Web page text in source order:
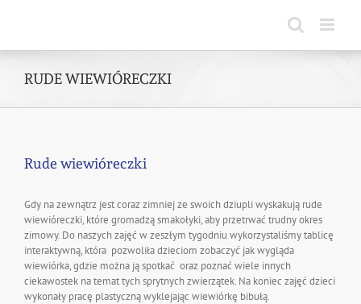
RUDE WIEWIÓRECZKI
Rude wiewióreczki
Gdy na zewnątrz jest coraz zimniej ze swoich dziupli wyskakują rude
wiewióreczki, które gromadzą smakołyki, aby przetrwać trudny okres
zimowy. Do naszych zajęć w zeszłym tygodniu wykorzystaliśmy tablicę
interaktywną, która pozwoliła dzieciom zobaczyć jak wygląda
wiewiórka, gdzie można ją spotkać oraz poznać wiele innych
ciekawostek na temat tych sprytnych zwierzątek. Na koniec zajęć dzieci
wykonały pracę plastyczną wyklejając wiewiórkę bibułą.